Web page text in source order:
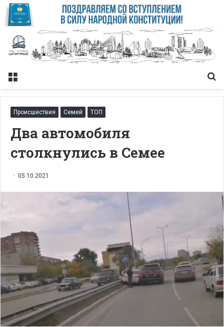
Меню
Происшествия Семей ТОП
Два автомобиля
столкнулись в Семее
05.10.2021